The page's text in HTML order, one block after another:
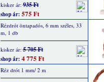
kisker ár:935 Ft
shop ár: 575 Ft
Rézdrót öntapadós, 6 mm széles, 33
m, 1 db
kisker ár:5 705 Ft
shop ár: 4 775 Ft
Réz drót 1 mm/ 2 m